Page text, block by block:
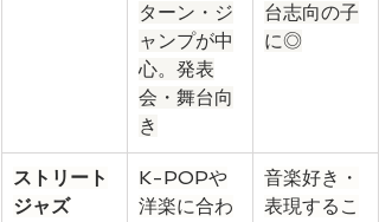
ターン・ジ
ャンプが中
心。発表
会・舞台向
き
台志向の子
に◎
ストリート
ジャズ
K-POPや
洋楽に合わ
音楽好き・
表現するこ